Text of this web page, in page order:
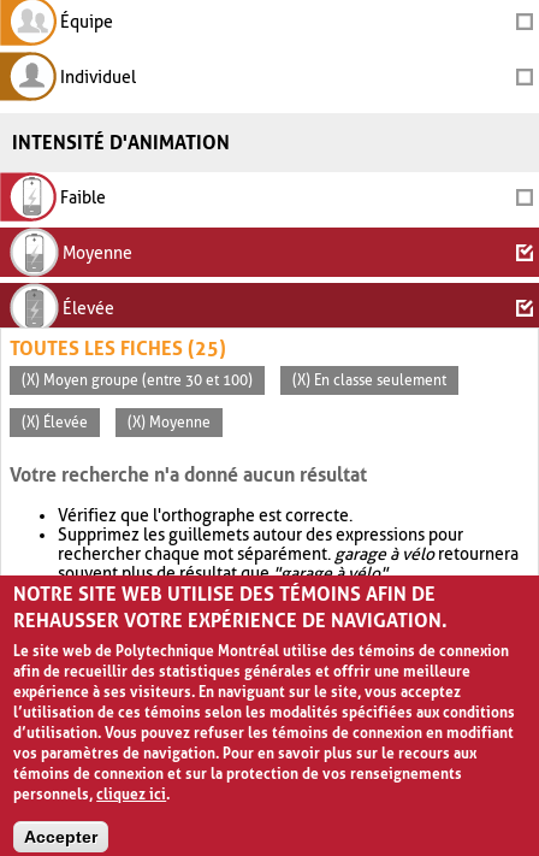
Équipe
Individuel
INTENSITÉ D'ANIMATION
Faible
Moyenne
Élevée
TOUTES LES FICHES (25)
(X) Moyen groupe (entre 30 et 100) (X) En classe seulement
(X) Élevée (X) Moyenne
Votre recherche n'a donné aucun résultat
Vérifiez que l'orthographe est correcte.
Supprimez les guillemets autour des expressions pour
rechercher chaque mot séparément. garage à véloretournera
souvent plus de résultat que"garage à vélo".
Envisagez d'élargir votre recherche avec OR.garage OR vélo
retournera souvent plus de résultat quegarage à vélo
NOTRE SITE WEB UTILISE DES TÉMOINS AFIN DE
REHAUSSER VOTRE EXPÉRIENCE DE NAVIGATION.
Le site web de Polytechnique Montréal utilise des témoins de connexion
afin de recueillir des statistiques générales et offrir une meilleure
expérience à ses visiteurs. En naviguant sur le site, vous acceptez
l’utilisation de ces témoins selon les modalités spécifiées aux conditions
d’utilisation. Vous pouvez refuser les témoins de connexion en modifiant
vos paramètres de navigation. Pour en savoir plus sur le recours aux
témoins de connexion et sur la protection de vos renseignements
personnels,cliquez ici.
Accepter